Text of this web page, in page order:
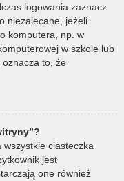
logowania zaznacz
niezalecane, jeżeli
komputera, np. w
w szkole lub
to, że
wszystkie ciasteczka
jest
one również